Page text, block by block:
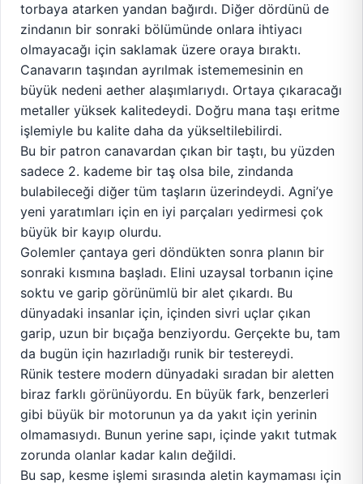
torbaya atarken yandan bağırdı. Diğer dördünü de
zindanın bir sonraki bölümünde onlara ihtiyacı
olmayacağı için saklamak üzere oraya bıraktı.
Canavarın taşından ayrılmak istememesinin en
büyük nedeni aether alaşımlarıydı. Ortaya çıkaracağı
metaller yüksek kalitedeydi. Doğru mana taşı eritme
işlemiyle bu kalite daha da yükseltilebilirdi.
Bu bir patron canavardan çıkan bir taştı, bu yüzden
sadece 2. kademe bir taş olsa bile, zindanda
bulabileceği diğer tüm taşların üzerindeydi. Agni’ye
yeni yaratımları için en iyi parçaları yedirmesi çok
büyük bir kayıp olurdu.
Golemler çantaya geri döndükten sonra planın bir
sonraki kısmına başladı. Elini uzaysal torbanın içine
soktu ve garip görünümlü bir alet çıkardı. Bu
dünyadaki insanlar için, içinden sivri uçlar çıkan
garip, uzun bir bıçağa benziyordu. Gerçekte bu, tam
da bugün için hazırladığı runik bir testereydi.
Rünik testere modern dünyadaki sıradan bir aletten
biraz farklı görünüyordu. En büyük fark, benzerleri
gibi büyük bir motorunun ya da yakıt için yerinin
olmamasıydı. Bunun yerine sapı, içinde yakıt tutmak
zorunda olanlar kadar kalın değildi.
Bu sap, kesme işlemi sırasında aletin kaymaması için